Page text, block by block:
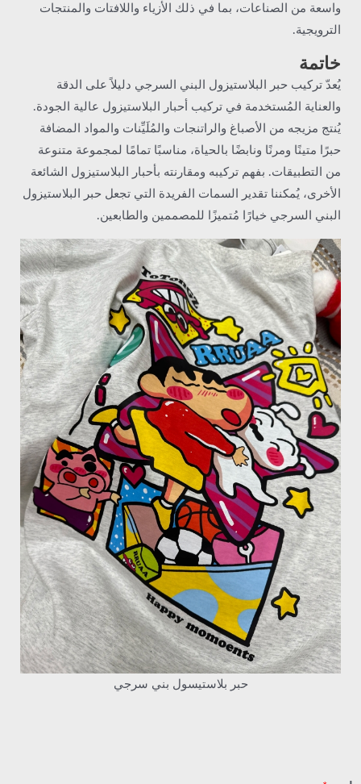
واسعة من الصناعات، بما في ذلك الأزياء واللافتات والمنتجات
الترويجية.
خاتمة
يُعدّ تركيب حبر البلاستيزول البني السرجي دليلاً على الدقة
والعناية المُستخدمة في تركيب أحبار البلاستيزول عالية الجودة.
يُنتج مزيجه من الأصباغ والراتنجات والمُلَيِّنات والمواد المضافة
حبرًا متينًا ومرنًا ونابضًا بالحياة، مناسبًا تمامًا لمجموعة متنوعة
من التطبيقات. بفهم تركيبه ومقارنته بأحبار البلاستيزول الشائعة
الأخرى، يُمكننا تقدير السمات الفريدة التي تجعل حبر البلاستيزول
البني السرجي خيارًا مُتميزًا للمصممين والطابعين.
حبر بلاستيسول بني سرجي